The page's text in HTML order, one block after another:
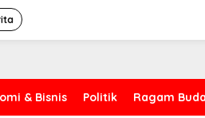
& Bisnis Politik Ragam